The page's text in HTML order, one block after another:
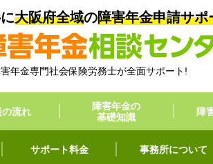
大阪府全域の障害年金申請サポ
年金専門社会保険労務士が全面サポート!
の流れ
障害年金の
基礎知識
障
サポート料金 事務所について